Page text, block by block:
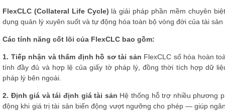
FlexCLC (Collateral Life Cycle) là giải pháp phần mềm chuyên
dụng quản lý xuyên suốt và tự động hóa toàn bộ vòng đời của tài
Các tính năng cốt lõi của FlexCLC bao gồm:
1. Tiếp nhận và thẩm định hồ sơ tài sản FlexCLC số hóa hoàn
tính đầy đủ và hợp lệ của giấy tờ pháp lý, đồng thời tích hợp dữ
pháp lý bên ngoài.
2. Định giá và tái định giá tài sản Hệ thống hỗ trợ nhiều phương
động khi giá trị tài sản biến động vượt ngưỡng cho phép — giúp